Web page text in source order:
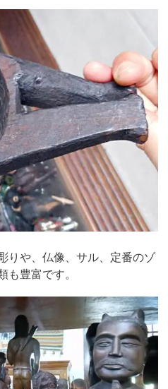
りや、仏像、サル、定番のゾ
豊富です。